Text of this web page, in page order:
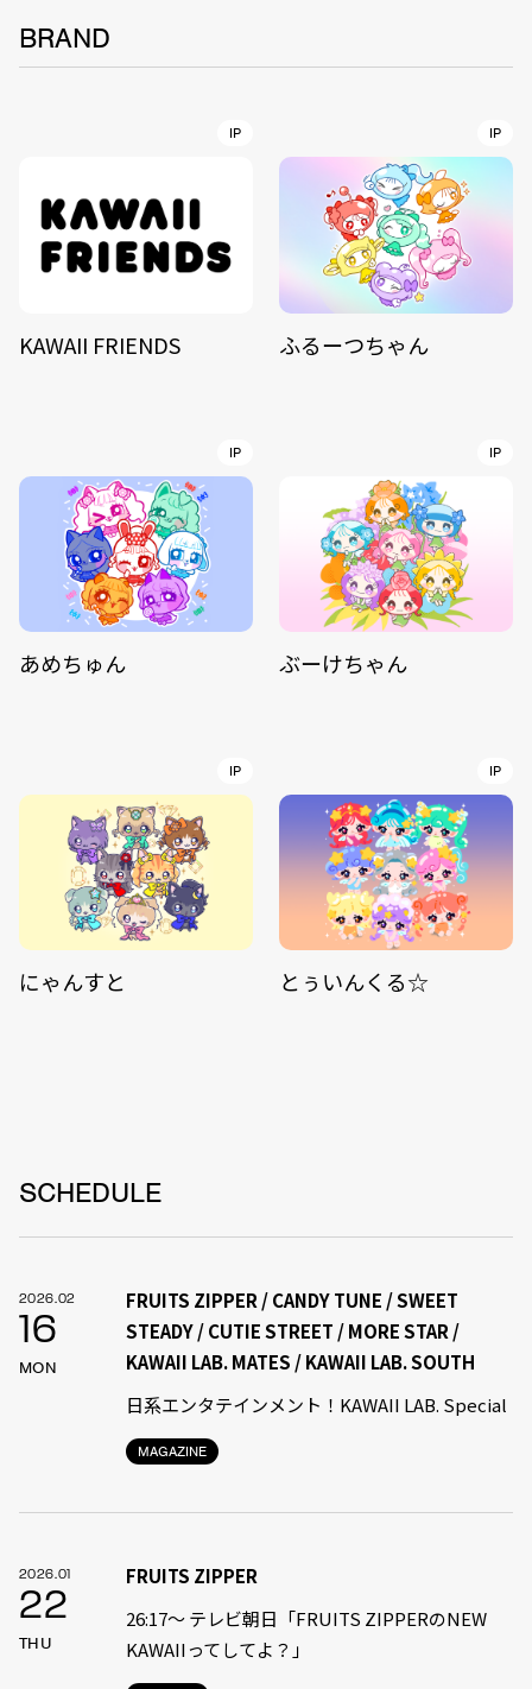
BRAND
IP
KAWAII FRIENDS
IP
ふるーつちゃん
IP
あめちゅん
IP
ぶーけちゃん
IP
にゃんすと
IP
とぅいんくる☆
SCHEDULE
2026.02
16
MON
MAGAZINE
FRUITS ZIPPER / CANDY TUNE / SWEET
STEADY / CUTIE STREET / MORE STAR /
KAWAII LAB. MATES / KAWAII LAB. SOUTH
日系エンタテインメント！KAWAII LAB. Special
2026.01
22
THU
FRUITS ZIPPER
26:17～ テレビ朝日「FRUITS ZIPPERのNEW
KAWAIIってしてよ？」